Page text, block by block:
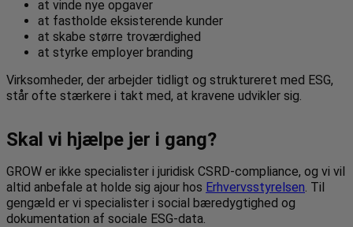
at vinde nye opgaver
at fastholde eksisterende kunder
at skabe større troværdighed
at styrke employer branding
Virksomheder, der arbejder tidligt og struktureret med ESG,
står ofte stærkere i takt med, at kravene udvikler sig.
Skal vi hjælpe jer i gang?
GROW er ikke specialister i juridisk CSRD-compliance, og vi vil
altid anbefale at holde sig ajour hos Erhvervsstyrelsen. Til
gengæld er vi specialister i social bæredygtighed og
dokumentation af sociale ESG-data.